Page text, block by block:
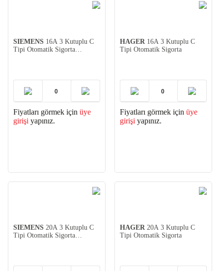
SIEMENS 16A 3 Kutuplu C
Tipi Otomatik Sigorta
Fiyatları görmek için üye
girişi yapınız.
HAGER 16A 3 Kutuplu C
Tipi Otomatik Sigorta
Fiyatları görmek için üye
girişi yapınız.
SIEMENS 20A 3 Kutuplu C
Tipi Otomatik Sigorta
HAGER 20A 3 Kutuplu C
Tipi Otomatik Sigorta